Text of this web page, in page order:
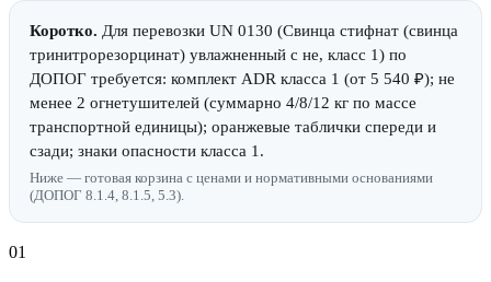
Коротко. Для перевозки UN 0130 (Свинца стифнат (свинца
тринитрорезорцинат) увлажненный с не, класс 1) по
ДОПОГ требуется: комплект ADR класса 1 (от 5 540 ₽); не
менее 2 огнетушителей (суммарно 4/8/12 кг по массе
транспортной единицы); оранжевые таблички спереди и
сзади; знаки опасности класса 1.
Ниже — готовая корзина с ценами и нормативными основаниями
(ДОПОГ 8.1.4, 8.1.5, 5.3).
01